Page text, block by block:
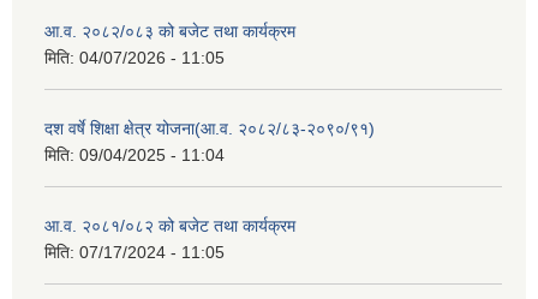
आ.व. २०८२/०८३ को बजेट तथा कार्यक्रम
मिति: 04/07/2026 - 11:05
दश वर्षे शिक्षा क्षेत्र योजना(आ.व. २०८२/८३-२०९०/९१)
मिति: 09/04/2025 - 11:04
आ.व. २०८१/०८२ को बजेट तथा कार्यक्रम
मिति: 07/17/2024 - 11:05